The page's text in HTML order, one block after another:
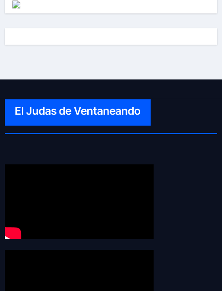
El Judas de Ventaneando